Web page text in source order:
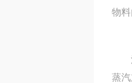
物
漂
蒸